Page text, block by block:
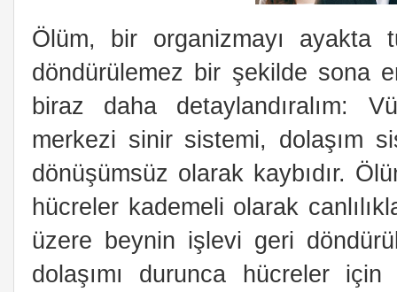
Ölüm, bir organizmayı ayakta
döndürülemez bir şekilde sona
biraz daha detaylandıralım:
merkezi sinir sistemi, dolaşım
dönüşümsüz olarak kaybıdır.
hücreler kademeli olarak
üzere beynin işlevi geri
dolaşımı durunca hücreler